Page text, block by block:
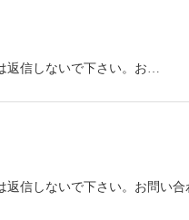
返信しないで下さい。お…
返信しないで下さい。お問い